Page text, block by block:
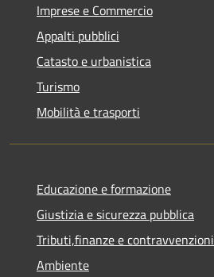
Imprese e Commercio
Appalti pubblici
Catasto e urbanistica
Turismo
Mobilità e trasporti
Educazione e formazione
Giustizia e sicurezza pubblica
Tributi,finanze e contravvenzioni
Ambiente